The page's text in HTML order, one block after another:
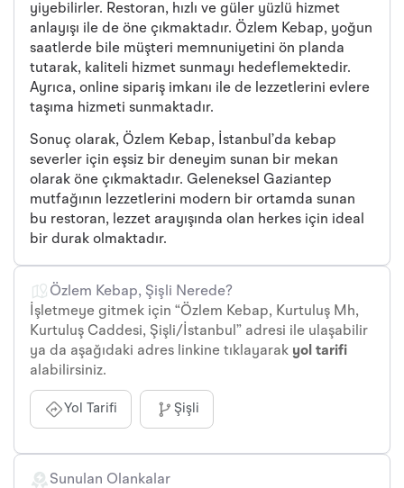
yiyebilirler. Restoran, hızlı ve güler yüzlü hizmet
anlayışı ile de öne çıkmaktadır. Özlem Kebap, yoğun
saatlerde bile müşteri memnuniyetini ön planda
tutarak, kaliteli hizmet sunmayı hedeflemektedir.
Ayrıca, online sipariş imkanı ile de lezzetlerini evlere
taşıma hizmeti sunmaktadır.
Sonuç olarak, Özlem Kebap, İstanbul’da kebap
severler için eşsiz bir deneyim sunan bir mekan
olarak öne çıkmaktadır. Geleneksel Gaziantep
mutfağının lezzetlerini modern bir ortamda sunan
bu restoran, lezzet arayışında olan herkes için ideal
bir durak olmaktadır.
Özlem Kebap, Şişli Nerede?
İşletmeye gitmek için “Özlem Kebap, Kurtuluş Mh,
Kurtuluş Caddesi, Şişli/İstanbul” adresi ile ulaşabilir
ya da aşağıdaki adres linkine tıklayarak yol tarifi
alabilirsiniz.
Yol Tarifi Şişli
Sunulan Olankalar